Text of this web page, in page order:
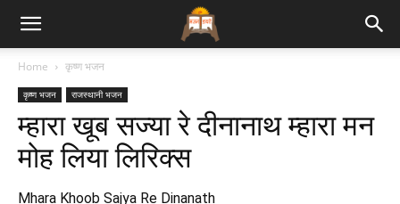
Bhajan
Lyrics
Home कृष्ण भजन
कृष्ण भजन राजस्थानी भजन
म्हारा खूब सज्या रे दीनानाथ म्हारा मन
मोह लिया लिरिक्स
Mhara Khoob Sajya Re Dinanath